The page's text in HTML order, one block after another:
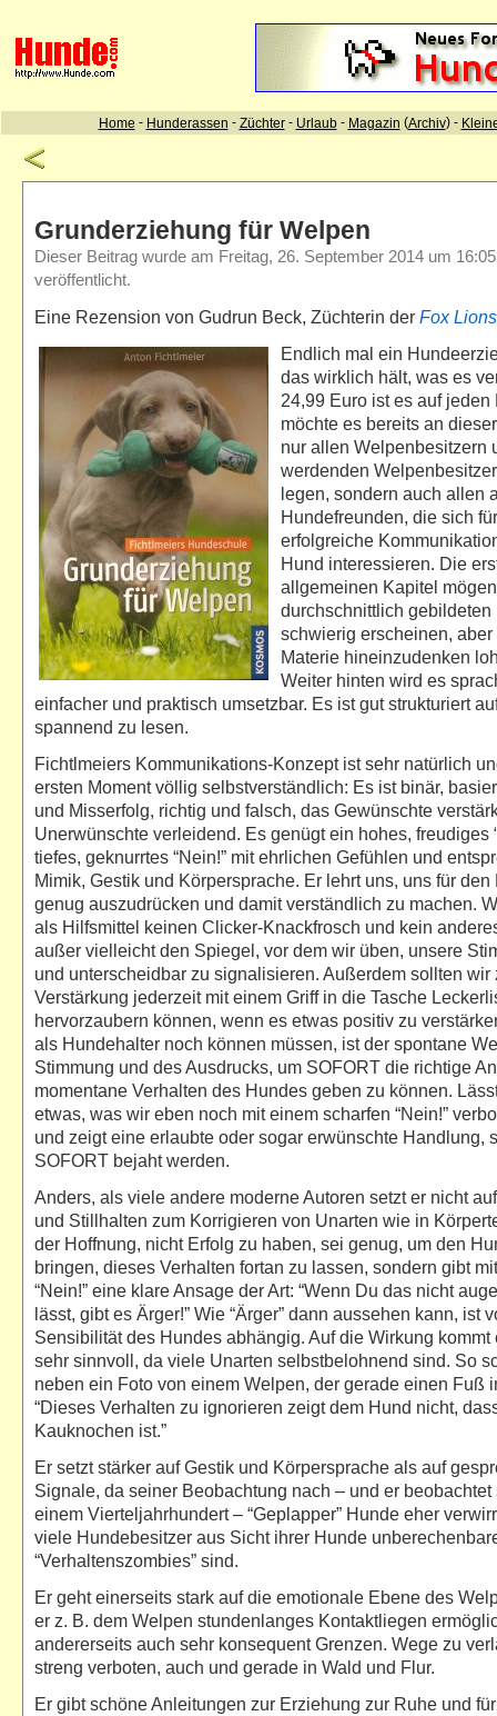
Grunderziehung für Welpen
Dieser Beitrag wurde am Freitag, 26. September 2014 um
veröffentlicht.
Eine Rezension von Gudrun Beck, Züchterin der Fox
Endlich mal ein
das wirklich hält, was es
24,99 Euro ist es auf jeden
möchte es bereits an
nur allen Welpenbesitzern
werdenden
legen, sondern auch allen
Hundefreunden, die sich
erfolgreiche
Hund interessieren. Die
allgemeinen Kapitel
durchschnittlich gebildeten
schwierig erscheinen,
Materie hineinzudenken
Weiter hinten wird es
einfacher und praktisch umsetzbar. Es ist gut strukturiert
spannend zu lesen.
Fichtlmeiers Kommunikations-Konzept ist sehr natürlich
ersten Moment völlig selbstverständlich: Es ist binär,
und Misserfolg, richtig und falsch, das Gewünschte
Unerwünschte verleidend. Es genügt ein hohes, freudiges
tiefes, geknurrtes “Nein!” mit ehrlichen Gefühlen und
Mimik, Gestik und Körpersprache. Er lehrt uns, uns für
genug auszudrücken und damit verständlich zu machen.
als Hilfsmittel keinen Clicker-Knackfrosch und kein
außer vielleicht den Spiegel, vor dem wir üben, unsere
und unterscheidbar zu signalisieren. Außerdem sollten wir
Verstärkung jederzeit mit einem Griff in die Tasche
hervorzaubern können, wenn es etwas positiv zu
als Hundehalter noch können müssen, ist der spontane
Stimmung und des Ausdrucks, um SOFORT die richtige
momentane Verhalten des Hundes geben zu können.
etwas, was wir eben noch mit einem scharfen “Nein!”
und zeigt eine erlaubte oder sogar erwünschte Handlung,
SOFORT bejaht werden.
Anders, als viele andere moderne Autoren setzt er nicht
und Stillhalten zum Korrigieren von Unarten wie in
der Hoffnung, nicht Erfolg zu haben, sei genug, um den
bringen, dieses Verhalten fortan zu lassen, sondern gibt
“Nein!” eine klare Ansage der Art: “Wenn Du das nicht
lässt, gibt es Ärger!” Wie “Ärger” dann aussehen kann, ist
Sensibilität des Hundes abhängig. Auf die Wirkung kommt
sehr sinnvoll, da viele Unarten selbstbelohnend sind. So
neben ein Foto von einem Welpen, der gerade einen Fuß
“Dieses Verhalten zu ignorieren zeigt dem Hund nicht,
Kauknochen ist.”
Er setzt stärker auf Gestik und Körpersprache als auf
Signale, da seiner Beobachtung nach – und er beobachtet
einem Vierteljahrhundert – “Geplapper” Hunde eher
viele Hundebesitzer aus Sicht ihrer Hunde
“Verhaltenszombies” sind.
Er geht einerseits stark auf die emotionale Ebene des
er z. B. dem Welpen stundenlanges Kontaktliegen
andererseits auch sehr konsequent Grenzen. Wege zu
streng verboten, auch und gerade in Wald und Flur.
Er gibt schöne Anleitungen zur Erziehung zur Ruhe und